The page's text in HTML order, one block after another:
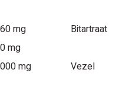
mg
Bitartraat
mg
mg
Vezel